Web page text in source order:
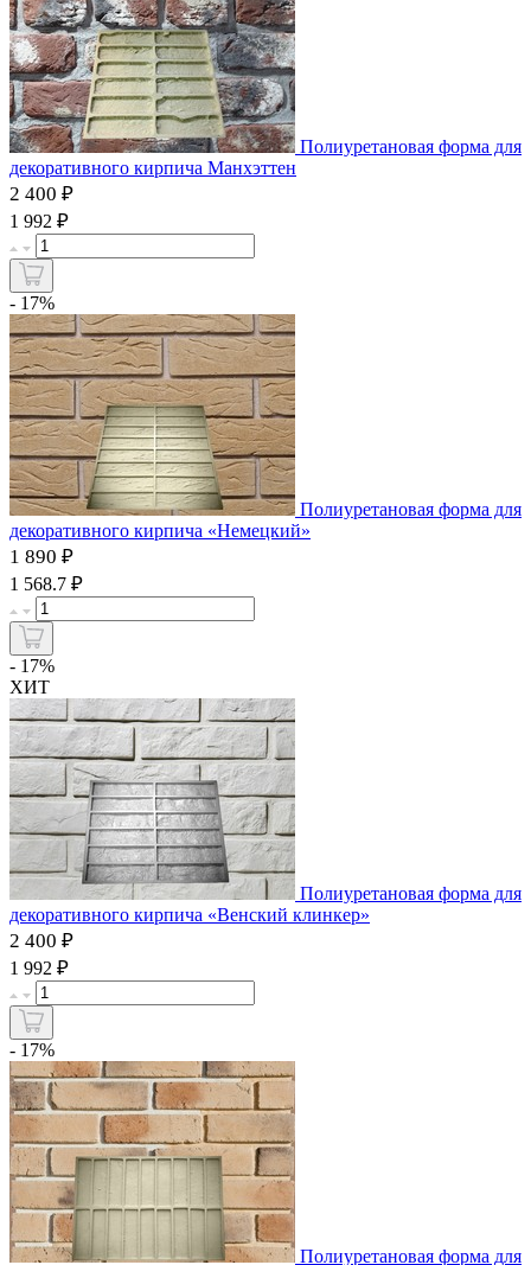
Полиуретановая форма для
декоративного кирпича Манхэттен
2 400 ₽
1 992 ₽
- 17%
Полиуретановая форма для
декоративного кирпича «Немецкий»
1 890 ₽
1 568.7 ₽
- 17%
ХИТ
Полиуретановая форма для
декоративного кирпича «Венский клинкер»
2 400 ₽
1 992 ₽
- 17%
Полиуретановая форма для